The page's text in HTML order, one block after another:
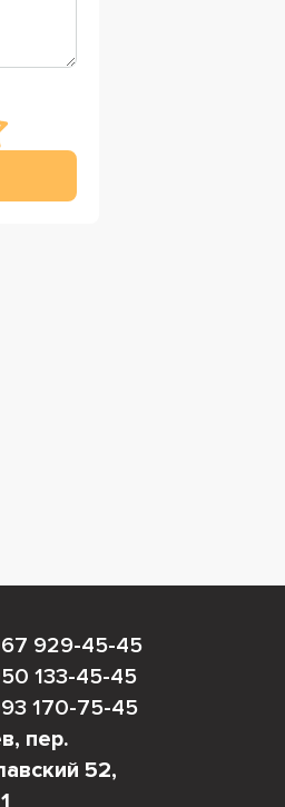
929-45-45
133-45-45
170-75-45
пер.
52,